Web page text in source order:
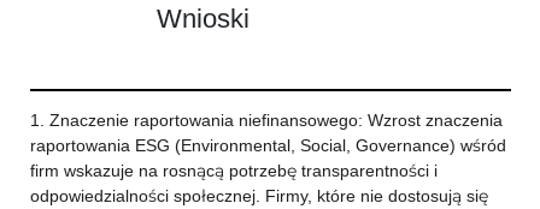
Wnioski
1. Znaczenie raportowania niefinansowego: Wzrost znaczenia
raportowania ESG (Environmental, Social, Governance) wśród
firm wskazuje na rosnącą potrzebę transparentności i
odpowiedzialności społecznej. Firmy, które nie dostosują się